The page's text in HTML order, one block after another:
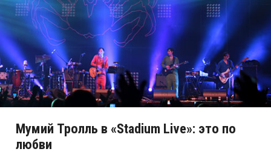
Мумий Тролль в «Stadium Live»: это по
любви